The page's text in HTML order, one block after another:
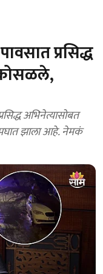
प्रसिद्ध
अभिनेत्यासोबत
झाला आहे. नेमकं